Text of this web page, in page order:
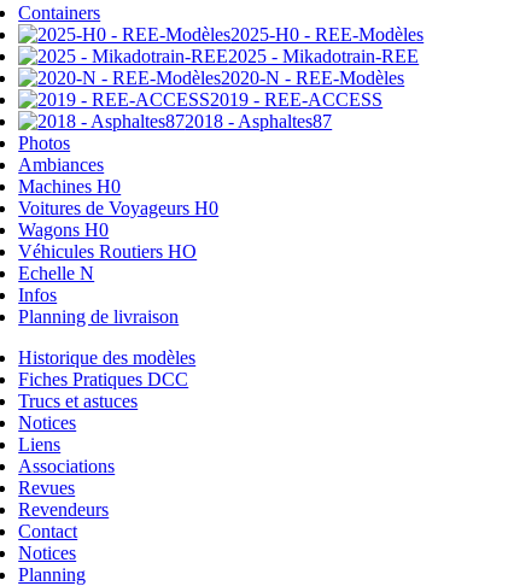
Containers
2025-H0 - REE-Modèles
2025 - Mikadotrain-REE
2020-N - REE-Modèles
2019 - REE-ACCESS
2018 - Asphaltes87
Photos
Ambiances
Machines H0
Voitures de Voyageurs H0
Wagons H0
Véhicules Routiers HO
Echelle N
Infos
Planning de livraison
Historique des modèles
Fiches Pratiques DCC
Trucs et astuces
Notices
Liens
Associations
Revues
Revendeurs
Contact
Notices
Planning